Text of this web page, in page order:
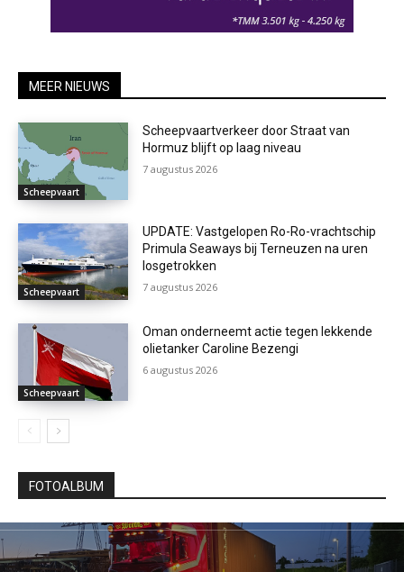
MEER NIEUWS
Scheepvaart
Scheepvaartverkeer door Straat van
Hormuz blijft op laag niveau
7 augustus 2026
Scheepvaart
UPDATE: Vastgelopen Ro-Ro-vrachtschip
Primula Seaways bij Terneuzen na uren
losgetrokken
7 augustus 2026
Scheepvaart
Oman onderneemt actie tegen lekkende
olietanker Caroline Bezengi
6 augustus 2026
FOTOALBUM